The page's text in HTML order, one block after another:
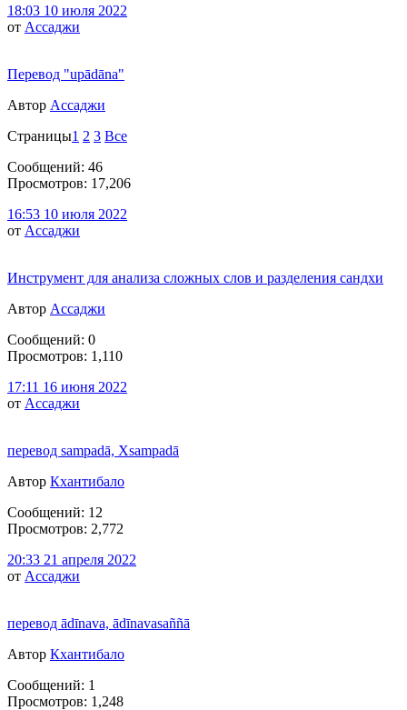
18:03 10 июля 2022
от Ассаджи
Перевод "upādāna"
Автор Ассаджи
Страницы1 2 3 Все
Сообщений: 46
Просмотров: 17,206
16:53 10 июля 2022
от Ассаджи
Инструмент для анализа сложных слов и разделения сандхи
Автор Ассаджи
Сообщений: 0
Просмотров: 1,110
17:11 16 июня 2022
от Ассаджи
перевод sampadā, Xsampadā
Автор Кхантибало
Сообщений: 12
Просмотров: 2,772
20:33 21 апреля 2022
от Ассаджи
перевод ādīnava, ādīnavasaññā
Автор Кхантибало
Сообщений: 1
Просмотров: 1,248